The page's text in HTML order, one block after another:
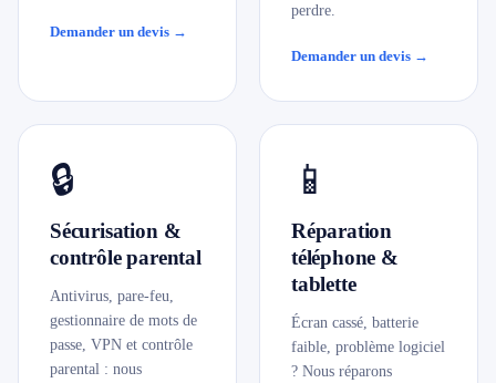
Demander un devis →
perdre.
Demander un devis →
🔒
Sécurisation &
contrôle parental
Antivirus, pare-feu,
gestionnaire de mots de
passe, VPN et contrôle
parental : nous
📱
Réparation
téléphone &
tablette
Écran cassé, batterie
faible, problème logiciel
? Nous réparons